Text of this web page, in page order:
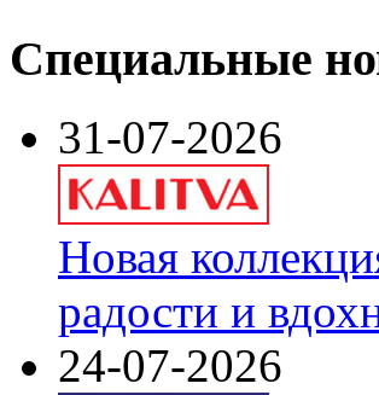
Специальные
31-07-2026
Новая
радости и
24-07-2026